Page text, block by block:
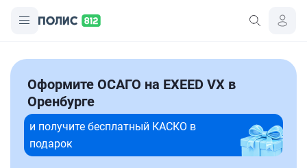
Оформите ОСАГО на EXEED VX в
Оренбурге
и получите бесплатный КАСКО в
подарок